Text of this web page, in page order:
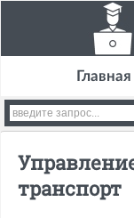
Главная
транспорт